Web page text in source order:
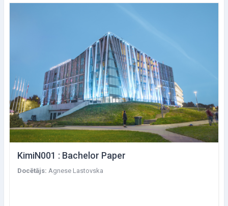
KimiN001 : Bachelor Paper
Docētājs: Agnese Lastovska